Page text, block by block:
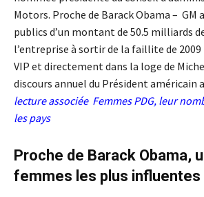
Motors. Proche de Barack Obama – GM
publics d’un montant de 50.5 milliards
l’entreprise à sortir de la faillite de 2009
VIP et directement dans la loge de
discours annuel du Président américain
lecture associée Femmes PDG, leur
les pays
Proche de Barack Obama,
femmes les plus influentes